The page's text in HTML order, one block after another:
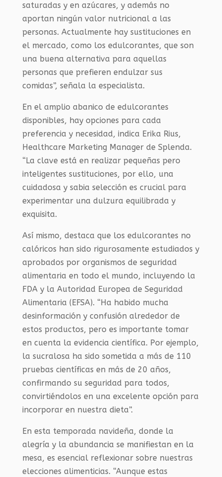
saturadas y en azúcares, y además no
aportan ningún valor nutricional a las
personas. Actualmente hay sustituciones en
el mercado, como los edulcorantes, que son
una buena alternativa para aquellas
personas que prefieren endulzar sus
comidas”, señala la especialista.
En el amplio abanico de edulcorantes
disponibles, hay opciones para cada
preferencia y necesidad, indica Erika Rius,
Healthcare Marketing Manager de Splenda.
“La clave está en realizar pequeñas pero
inteligentes sustituciones, por ello, una
cuidadosa y sabia selección es crucial para
experimentar una dulzura equilibrada y
exquisita.
Así mismo, destaca que los edulcorantes no
calóricos han sido rigurosamente estudiados y
aprobados por organismos de seguridad
alimentaria en todo el mundo, incluyendo la
FDA y la Autoridad Europea de Seguridad
Alimentaria (EFSA). “Ha habido mucha
desinformación y confusión alrededor de
estos productos, pero es importante tomar
en cuenta la evidencia científica. Por ejemplo,
la sucralosa ha sido sometida a más de 110
pruebas científicas en más de 20 años,
confirmando su seguridad para todos,
convirtiéndolos en una excelente opción para
incorporar en nuestra dieta”.
En esta temporada navideña, donde la
alegría y la abundancia se manifiestan en la
mesa, es esencial reflexionar sobre nuestras
elecciones alimenticias. “Aunque estas